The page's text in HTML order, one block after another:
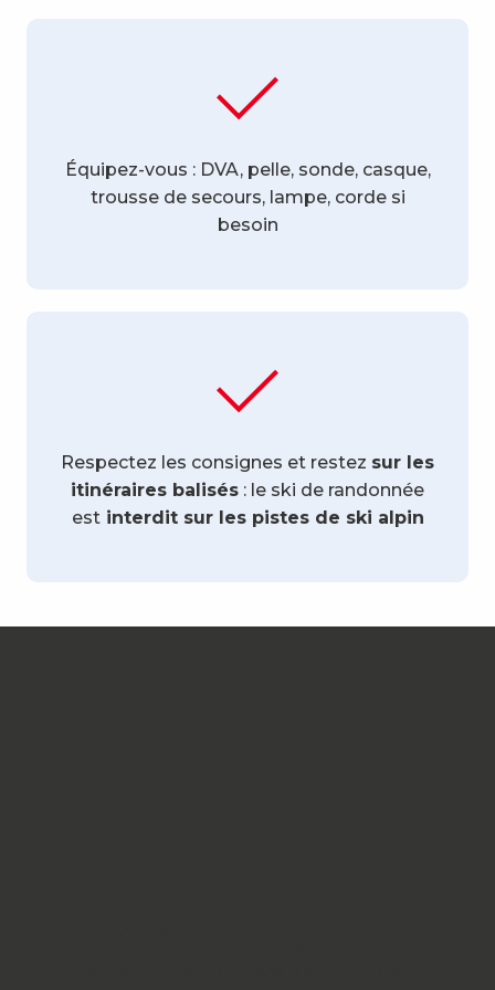
Équipez-vous : DVA, pelle, sonde, casque,
trousse de secours, lampe, corde si
besoin
Respectez les consignes et restez sur les
itinéraires balisés : le ski de randonnée
estinterdit sur les pistes de ski alpin